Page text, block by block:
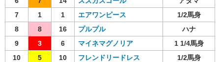
7
1 1 エアワンピース
1/2馬身
8
8 16 プルプル
ハナ
9
3 6 マイネマグノリア
1 1/4馬身
10
5 10 フレンドリードレス
1/2馬身